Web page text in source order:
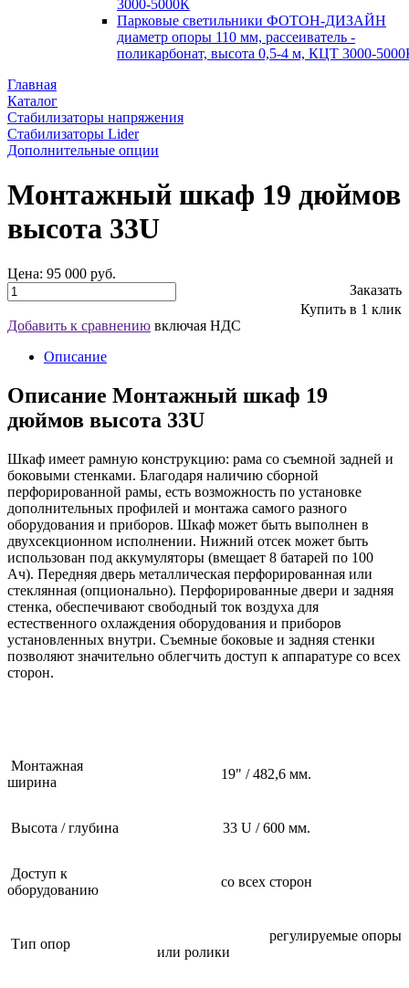
3000-5000К
Парковые светильники ФОТОН-ДИЗАЙН
диаметр опоры 110 мм, рассеиватель -
поликарбонат, высота 0,5-4 м, КЦТ 3000-
Главная
Каталог
Стабилизаторы напряжения
Стабилизаторы Lider
Дополнительные опции
Монтажный шкаф 19 дюймов
высота 33U
Цена: 95 000 руб.
Заказать
Купить в 1 клик
Добавить к сравнению включая НДС
Описание
Описание Монтажный шкаф 19
дюймов высота 33U
Шкаф имеет рамную конструкцию: рама со съемной задней и
боковыми стенками. Благодаря наличию сборной
перфорированной рамы, есть возможность по установке
дополнительных профилей и монтажа самого разного
оборудования и приборов. Шкаф может быть выполнен в
двухсекционном исполнении. Нижний отсек может быть
использован под аккумуляторы (вмещает 8 батарей по 100
Aч). Передняя дверь металлическая перфорированная или
стеклянная (опционально). Перфорированные двери и задняя
стенка, обеспечивают свободный ток воздуха для
естественного охлаждения оборудования и приборов
установленных внутри. Съемные боковые и задняя стенки
позволяют значительно облегчить доступ к аппаратуре со всех
сторон.
Монтажная
ширина
19" / 482,6 мм.
Высота / глубина 33 U / 600 мм.
Доступ к
оборудованию
со всех сторон
Тип опор
регулируемые опоры
или ролики